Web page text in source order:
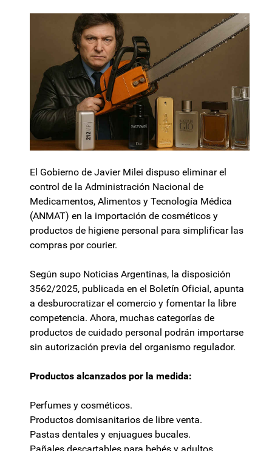
El Gobierno de Javier Milei dispuso eliminar el
control de la Administración Nacional de
Medicamentos, Alimentos y Tecnología Médica
(ANMAT) en la importación de cosméticos y
productos de higiene personal para simplificar las
compras por courier.
Según supo Noticias Argentinas, la disposición
3562/2025, publicada en el Boletín Oficial, apunta
a desburocratizar el comercio y fomentar la libre
competencia. Ahora, muchas categorías de
productos de cuidado personal podrán importarse
sin autorización previa del organismo regulador.
Productos alcanzados por la medida:
Perfumes y cosméticos.
Productos domisanitarios de libre venta.
Pastas dentales y enjuagues bucales.